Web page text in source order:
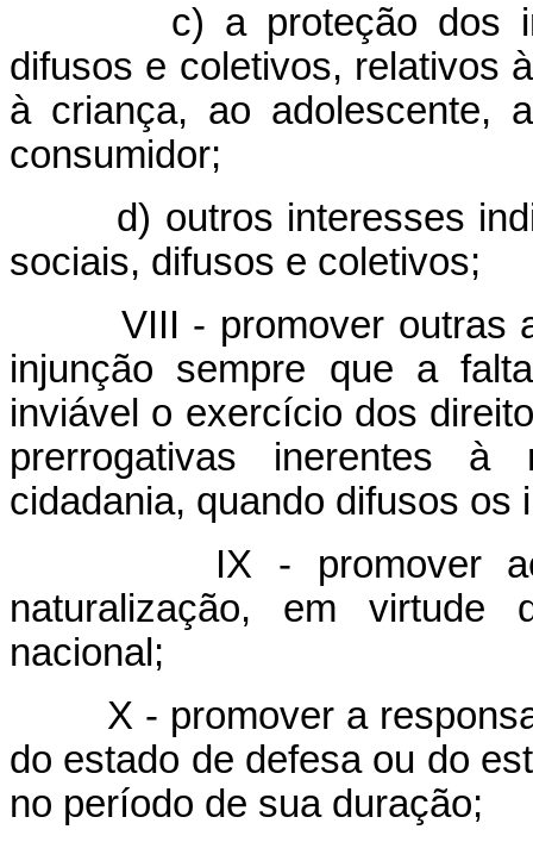
c) a proteção dos
difusos e coletivos, relativos
à criança, ao adolescente,
consumidor;
d) outros interesses
sociais, difusos e coletivos;
VIII - promover outras
injunção sempre que a
inviável o exercício dos
prerrogativas inerentes
cidadania, quando difusos os
IX - promover
naturalização, em virtude
nacional;
X - promover a
do estado de defesa ou do
no período de sua duração;